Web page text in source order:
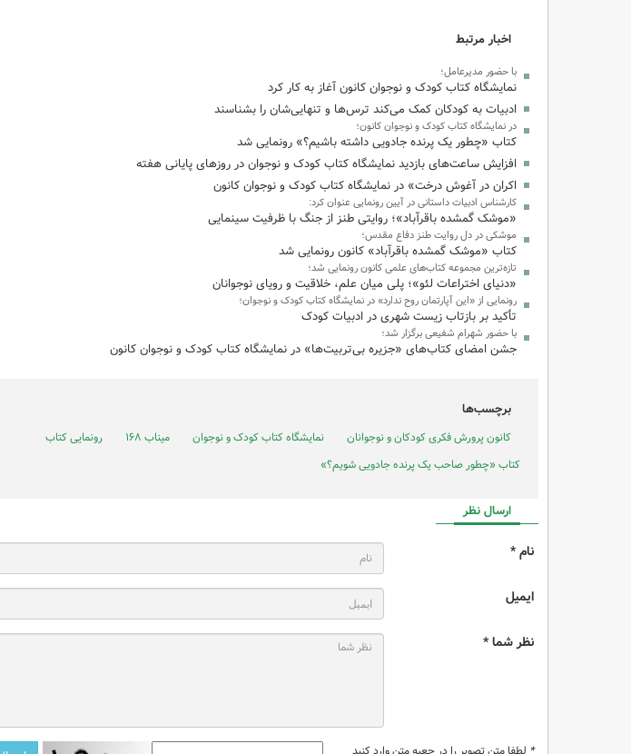
اخبار مرتبط
با حضور مدیرعامل؛
نمایشگاه کتاب کودک و نوجوان کانون آغاز به کار کرد
ادبیات به کودکان کمک می‌کند ترس‌ها و تنهایی‌شان را بشناسند
در نمایشگاه کتاب کودک و نوجوان کانون؛
کتاب «چطور یک پرنده جادویی داشته باشیم؟» رونمایی شد
افزایش ساعت‌های بازدید نمایشگاه کتاب کودک و نوجوان در روزهای پایانی هفته
اکران در آغوش درخت» در نمایشگاه کتاب کودک و نوجوان کانون
کارشناس ادبیات داستانی در آیین رونمایی عنوان کرد:
«موشک گمشده باقرآباد»؛ روایتی طنز از جنگ با ظرفیت سینمایی
موشکی در دل روایت طنز دفاع مقدس؛
کتاب «موشک گمشده باقرآباد» کانون رونمایی شد
تازه‌ترین مجموعه کتاب‌های علمی کانون رونمایی شد؛
«دنیای اختراعات لئو»؛ پلی میان علم، خلاقیت و رویای نوجوانان
رونمایی از «این آپارتمان روح ندارد» در نمایشگاه کتاب کودک و نوجوان؛
تأکید بر بازتاب زیست شهری در ادبیات کودک
با حضور شهرام شفیعی برگزار شد؛
جشن امضای کتاب‌های «جزیره بی‌تربیت‌ها» در نمایشگاه کتاب کودک و نوجوان کانون
برچسب‌ها
کانون پرورش فکری کودکان و نوجوانان نمایشگاه کتاب کودک و نوجوان میناب ۱۶۸
رونمایی کتاب
کتاب‌ «چطور صاحب یک پرنده جادویی شویم؟»
ارسال نظر
نام *
ایمیل
نظر شما *